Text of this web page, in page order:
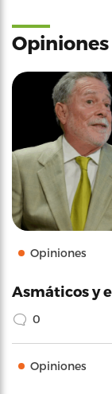
Opiniones
Opiniones
Asmáticos y
0
Opiniones